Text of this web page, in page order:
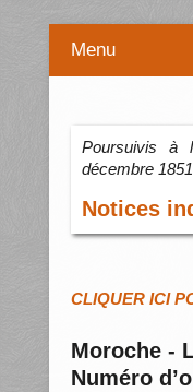
Menu
Poursuivis à
décembre 1851
Notices
CLIQUER ICI
Moroche -
Numéro